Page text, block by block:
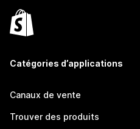
Catégories d’applications
Canaux de vente
Trouver des produits